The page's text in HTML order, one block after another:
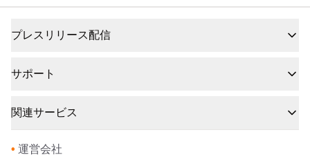
プレスリリース配信
サポート
関連サービス
• 運営会社